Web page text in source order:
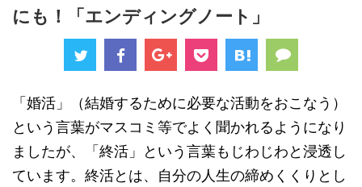
にも！「エンディングノート」
「婚活」（結婚するために必要な活動をおこなう）
という言葉がマスコミ等でよく聞かれるようになり
ましたが、「終活」という言葉もじわじわと浸透し
ています。終活とは、自分の人生の締めくくりとし